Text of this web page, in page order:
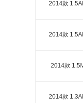
2014款
2014款
2014款
2014款